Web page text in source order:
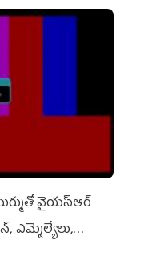
వైయ‌స్ఆర్
ఎమ్మెల్యేలు,